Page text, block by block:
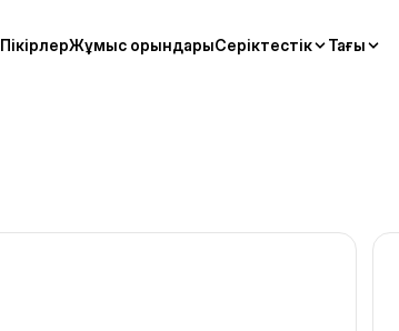
ПікірлерЖұмыс орындарыСеріктестік Тағы